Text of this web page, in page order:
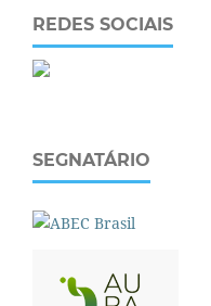
REDES SOCIAIS
SEGNATÁRIO